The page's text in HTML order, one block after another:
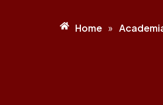
Home »